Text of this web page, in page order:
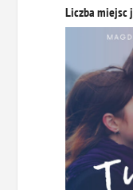
Liczba miejsc